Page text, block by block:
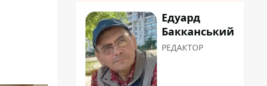
Едуард
Бакканський
РЕДАКТОР